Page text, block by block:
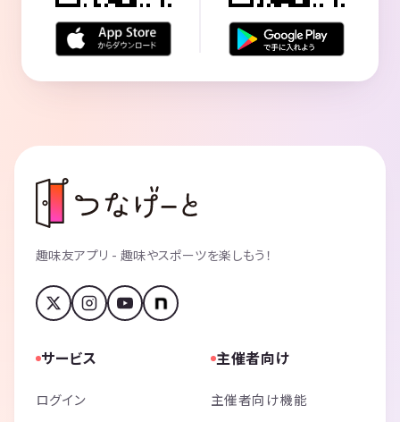
趣味友アプリ - 趣味やスポーツを楽しもう！
サービス
ログイン
主催者向け
主催者向け機能